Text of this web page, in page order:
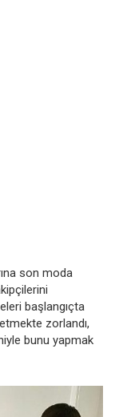
son moda
başlangıçta
zorlandı,
bunu yapmak